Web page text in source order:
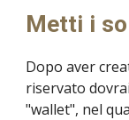
Metti i
Dopo aver
riservato
"wallet", nel